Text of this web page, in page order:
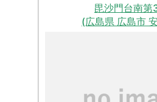
毘沙門台南第
(広島県 広島市